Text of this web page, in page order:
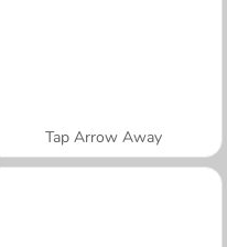
Tap Arrow Away